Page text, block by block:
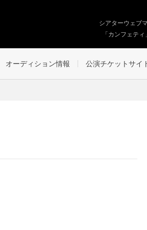
シアターウェブ
「カンフェテ
オーディション情報 公演チケットサイ